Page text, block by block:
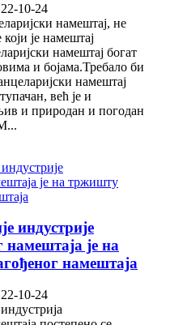
10-24
намештај, не
је намештај
намештај богат
и бојама.Требало би
намештај
већ је и
и природан и погодан
индустрије
намештаја је на
намештаја
10-24